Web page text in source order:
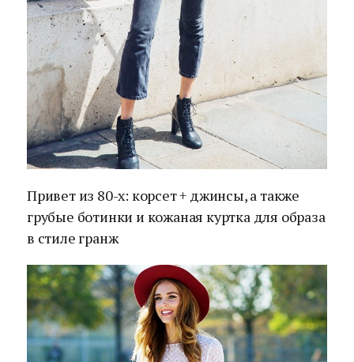
Привет из 80-х: корсет + джинсы, а также
грубые ботинки и кожаная куртка для образа
в стиле гранж